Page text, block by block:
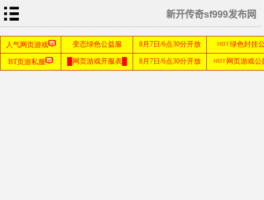
新开传奇sf999发布网
首
页
游
戏
攻
略
私
服
教
程
游
戏
资
讯